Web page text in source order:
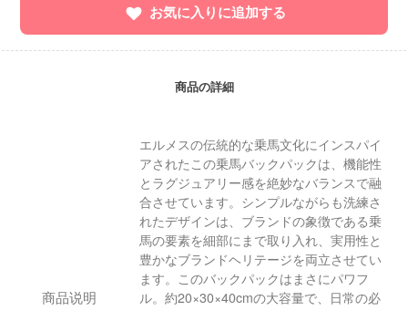
お気に入りに追加する
商品の詳細
商品说明
エルメスの伝統的な乗馬文化にインスパイ
アされたこの乗馬バックパックは、機能性
とラグジュアリー感を絶妙なバランスで融
合させています。シンプルながらも洗練さ
れたデザインは、ブランドの象徴である乗
馬の要素を細部にまで取り入れ、実用性と
豊かなブランドヘリテージを両立させてい
ます。このバックパックはまさに​​パワフ
ル。約20×30×40cmの大容量で、日常の必